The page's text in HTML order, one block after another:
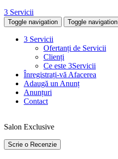
3 Servicii
Toggle navigation Toggle navigation
3 Servicii
Ofertanți de Servicii
Clienți
Ce este 3Servicii
Înregistrați-vă Afacerea
Adaugă un Anunț
Anunțuri
Contact
Salon Exclusive
Scrie o Recenzie